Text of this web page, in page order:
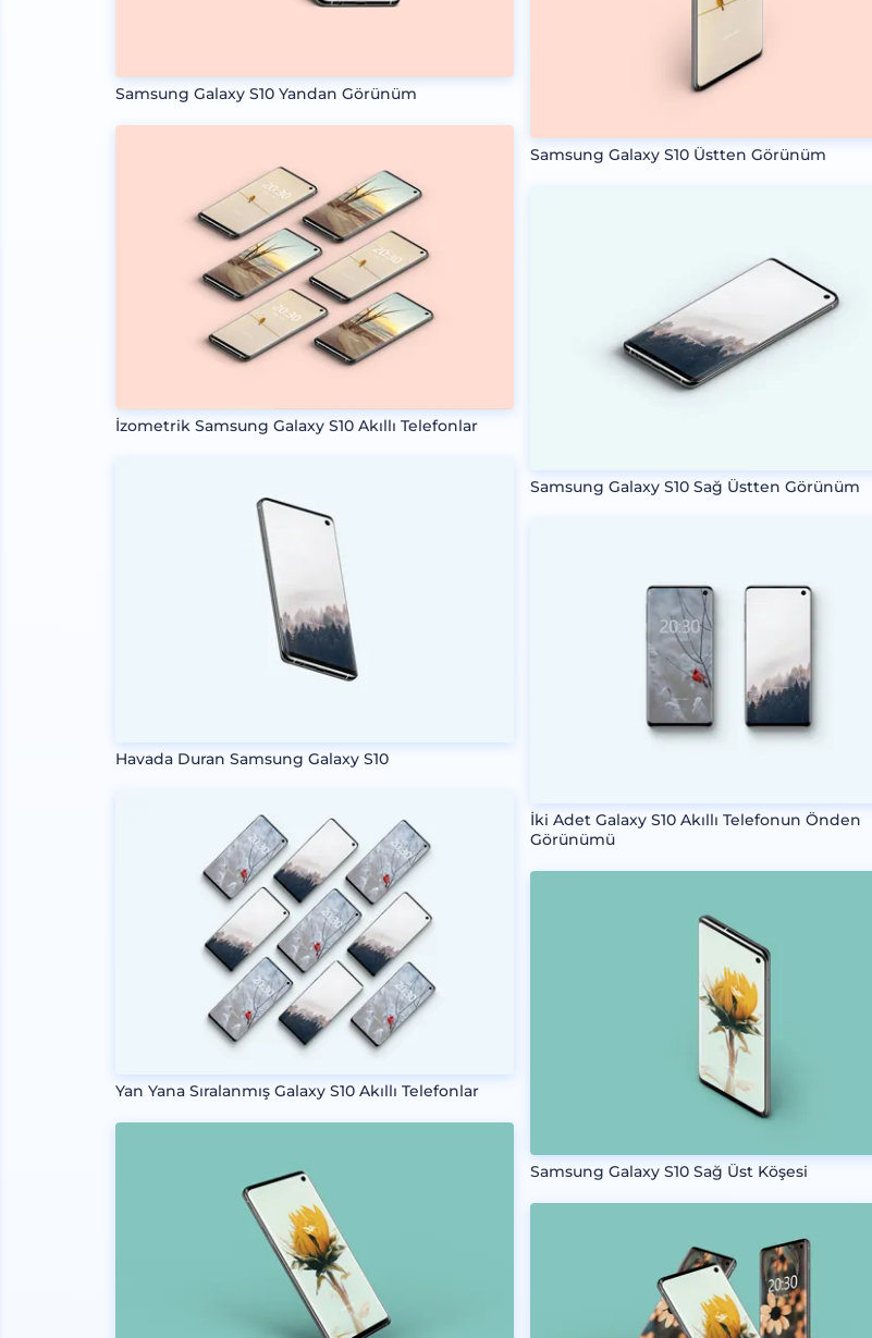
Samsung Galaxy S10 Yandan Görünüm
İzometrik Samsung Galaxy S10 Akıllı Telefonlar
Havada Duran Samsung Galaxy S10
Yan Yana Sıralanmış Galaxy S10 Akıllı Telefonlar
Samsung Galaxy S10 Üstten Görünüm
Samsung Galaxy S10 Sağ Üstten Görünüm
İki Adet Galaxy S10 Akıllı Telefonun Önden
Görünümü
Samsung Galaxy S10 Sağ Üst Köşesi